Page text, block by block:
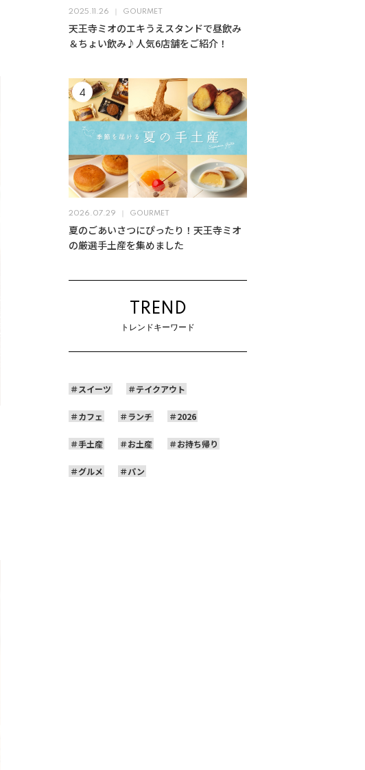
2025.11.26 GOURMET
天王寺ミオのエキうえスタンドで昼飲み
＆ちょい飲み♪人気6店舗をご紹介！
2026.07.29 GOURMET
夏のごあいさつにぴったり！天王寺ミオ
の厳選手土産を集めました
TREND
トレンドキーワード
スイーツ テイクアウト
カフェ ランチ 2026
手土産 お土産 お持ち帰り
グルメ パン